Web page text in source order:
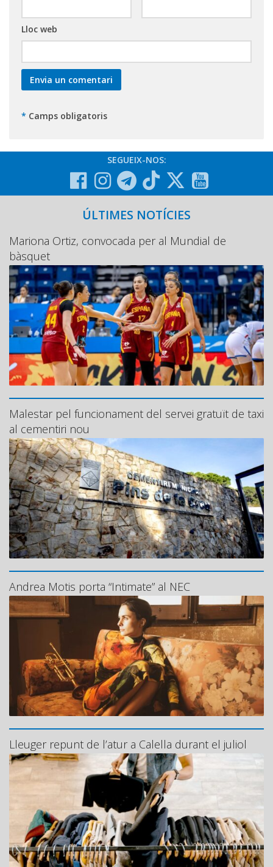
Lloc web
* Camps obligatoris
SEGUEIX-NOS:
ÚLTIMES NOTÍCIES
Mariona Ortiz, convocada per al Mundial de
bàsquet
Malestar pel funcionament del servei gratuït de taxi
al cementiri nou
Andrea Motis porta “Intimate” al NEC
Lleuger repunt de l’atur a Calella durant el juliol